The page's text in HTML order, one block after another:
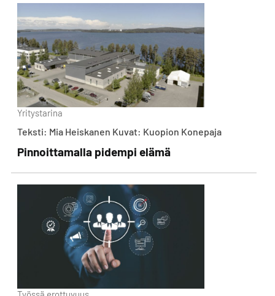
Yritystarina
Teksti: Mia Heiskanen Kuvat: Kuopion Konepaja
Pinnoittamalla pidempi elämä